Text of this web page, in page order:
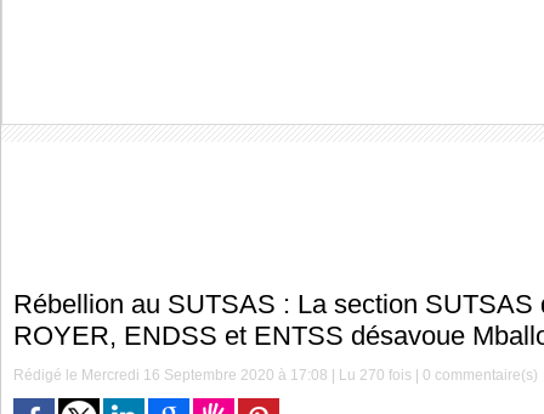
Rébellion au SUTSAS : La section SUTSAS
ROYER, ENDSS et ENTSS désavoue
Rédigé le Mercredi 16 Septembre 2020 à 17:08 | Lu 270 fois |0 commentaire(s)